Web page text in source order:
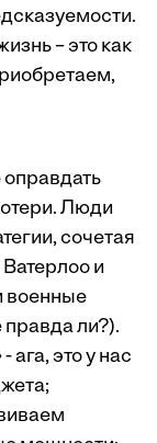
– это как
оправдать
Люди
сочетая
и
военные
правда ли?).
ага, это у нас